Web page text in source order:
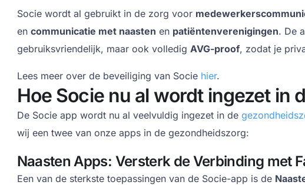
Socie wordt al gebruikt in de zorg voor
en communicatie met naasten en patiëntenverenigingen. De
gebruiksvriendelijk, maar ook volledig AVG-proof, zodat je
Lees meer over de beveiliging van Socie hier.
Hoe Socie nu al wordt ingezet in
De Socie app wordt nu al veelvuldig ingezet in de
wij een twee van onze apps in de gezondheidszorg:
Naasten Apps: Versterk de Verbinding met
Een van de sterkste toepassingen van de Socie-app is de